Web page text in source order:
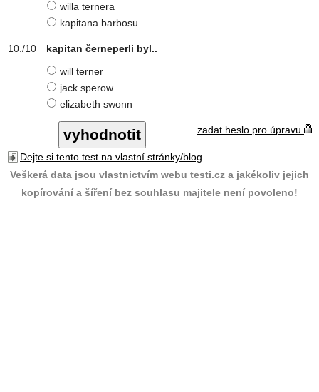
willa ternera
kapitana barbosu
kapitan černeperli byl..
will terner
jack sperow
elizabeth swonn
zadat heslo pro úpravu
Dejte si tento test na vlastní stránky/blog
Veškerá data jsou vlastnictvím webu testi.cz a jakékoliv jejich
kopírování a šíření bez souhlasu majitele není povoleno!